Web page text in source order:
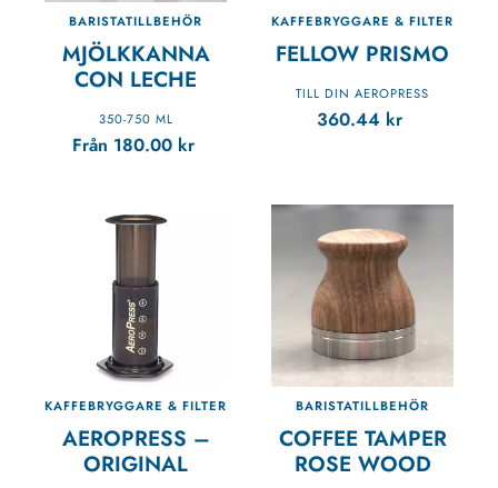
BARISTATILLBEHÖR
MJÖLKKANNA
CON LECHE
350-750 ML
Från 180.00 kr
KAFFEBRYGGARE & FILTER
FELLOW PRISMO
TILL DIN AEROPRESS
360.44 kr
KAFFEBRYGGARE & FILTER
AEROPRESS –
ORIGINAL
BARISTATILLBEHÖR
COFFEE TAMPER
ROSE WOOD